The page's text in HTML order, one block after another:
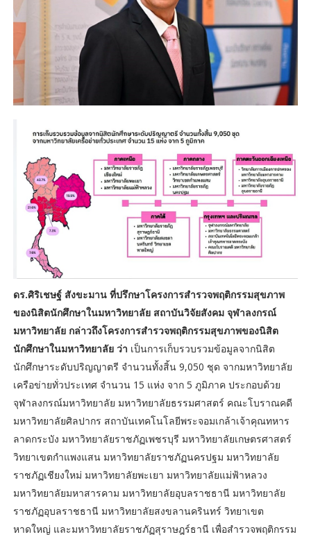
ดร.ศิริเชษฐ์ สังขะมาน ที่ปรึกษาโครงการสำรวจพฤติกรรมสุขภาพ
ของนิสิตนักศึกษาในมหาวิทยาลัย สถาบันวิจัยสังคม จุฬาลงกรณ์
มหาวิทยาลัย กล่าวถึงโครงการสำรวจพฤติกรรมสุขภาพของนิสิต
นักศึกษาในมหาวิทยาลัย ว่า เป็นการเก็บรวบรวมข้อมูลจากนิสิต
นักศึกษาระดับปริญญาตรี จำนวนทั้งสิ้น 9,050 ชุด จากมหาวิทยาลัย
เครือข่ายทั่วประเทศ จำนวน 15 แห่ง จาก 5 ภูมิภาค ประกอบด้วย
จุฬาลงกรณ์มหาวิทยาลัย มหาวิทยาลัยธรรมศาสตร์ คณะโบราณคดี
มหาวิทยาลัยศิลปากร สถาบันเทคโนโลยีพระจอมเกล้าเจ้าคุณทหาร
ลาดกระบัง มหาวิทยาลัยราชภัฏเพชรบุรี มหาวิทยาลัยเกษตรศาสตร์
วิทยาเขตกำแพงแสน มหาวิทยาลัยราชภัฏนครปฐม มหาวิทยาลัย
ราชภัฏเชียงใหม่ มหาวิทยาลัยพะเยา มหาวิทยาลัยแม่ฟ้าหลวง
มหาวิทยาลัยมหาสารคาม มหาวิทยาลัยอุบลราชธานี มหาวิทยาลัย
ราชภัฏอุบลราชธานี มหาวิทยาลัยสงขลานครินทร์ วิทยาเขต
หาดใหญ่ และมหาวิทยาลัยราชภัฏสุราษฎร์ธานี เพื่อสำรวจพฤติกรรม